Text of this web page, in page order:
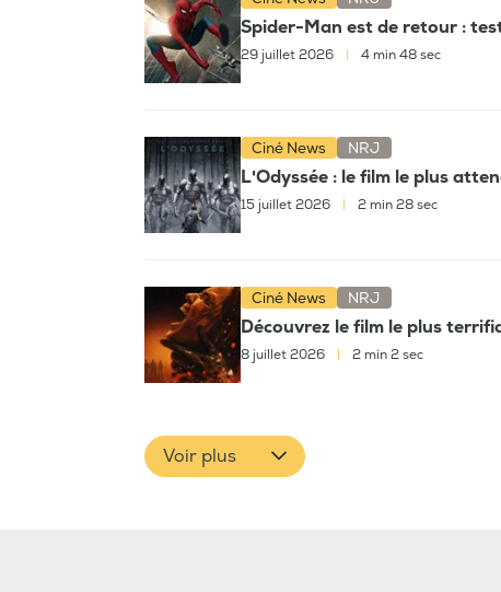
Spider-Man est de retour :
29 juillet 2026 4 min 48 sec
Ciné News NRJ
L'Odyssée : le film le plus
15 juillet 2026 2 min 28 sec
Ciné News NRJ
Découvrez le film le plus
8 juillet 2026 2 min 2 sec
Voir plus